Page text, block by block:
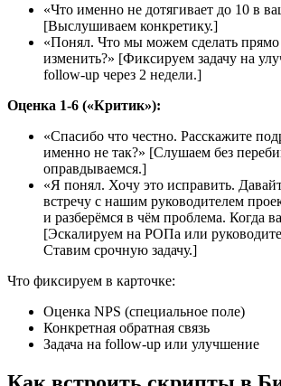
«Что именно не дотягивает до 10 в
[Выслушиваем конкретику.]
«Понял. Что мы можем сделать прямо
изменить?» [Фиксируем задачу на
follow-up через 2 недели.]
Оценка 1-6 («Критик»):
«Спасибо что честно. Расскажите
именно не так?» [Слушаем без
оправдываемся.]
«Я понял. Хочу это исправить.
встречу с нашим руководителем
и разберёмся в чём проблема. Когда
[Эскалируем на РОПа или
Ставим срочную задачу.]
Что фиксируем в карточке:
Оценка NPS (специальное поле)
Конкретная обратная связь
Задача на follow-up или улучшение